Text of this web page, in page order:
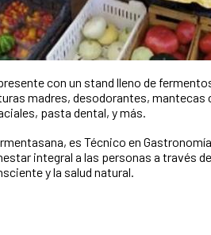
con un stand lleno de
madres, desodorantes, mantecas
pasta dental, y más.
es Técnico en
integral a las personas a través
y la salud natural.